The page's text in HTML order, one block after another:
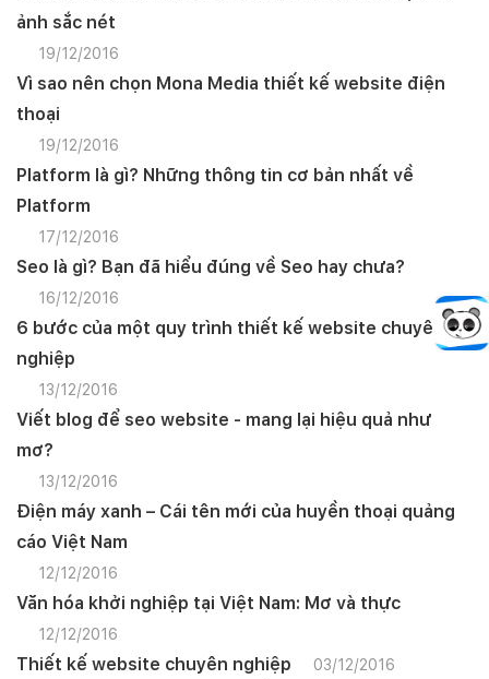
ảnh sắc nét
19/12/2016
Vì sao nên chọn Mona Media thiết kế website điện
thoại
19/12/2016
Platform là gì? Những thông tin cơ bản nhất về
Platform
17/12/2016
Seo là gì? Bạn đã hiểu đúng về Seo hay chưa?
16/12/2016
6 bước của một quy trình thiết kế website chuyên
nghiệp
13/12/2016
Viết blog để seo website - mang lại hiệu quả như
mơ?
13/12/2016
Điện máy xanh – Cái tên mới của huyền thoại quảng
cáo Việt Nam
12/12/2016
Văn hóa khởi nghiệp tại Việt Nam: Mơ và thực
12/12/2016
Thiết kế website chuyên nghiệp 03/12/2016